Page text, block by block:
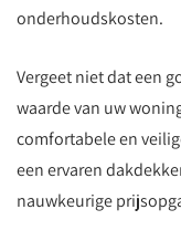
onderhoudskosten.
Vergeet niet dat een
waarde van uw
comfortabele en
een ervaren
nauwkeurige